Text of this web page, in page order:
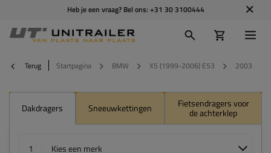
Heb je een vraag? Bel ons: +31 30 3100444
Terug Startpagina BMW X5 (1999-2006) E53 2003
Dakdragers Sneeuwkettingen Fietsendragers voor
de achterklep
1 Kies een merk